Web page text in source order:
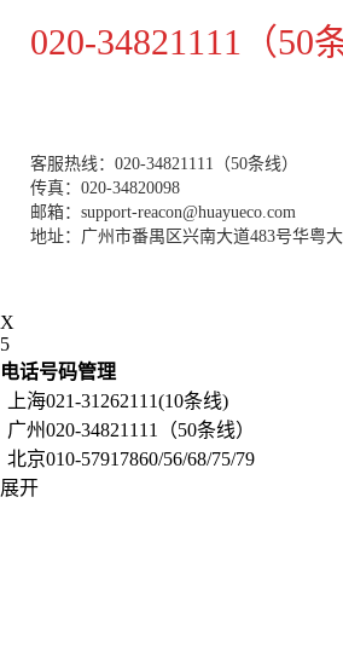
020-34821111（50
客服热线：020-34821111（50条线）
传真：020-34820098
邮箱：support-reacon@huayueco.com
地址：广州市番禺区兴南大道483号华粤
X
5
电话号码管理
上海021-31262111(10条线)
广州020-34821111（50条线）
北京010-57917860/56/68/75/79
展开